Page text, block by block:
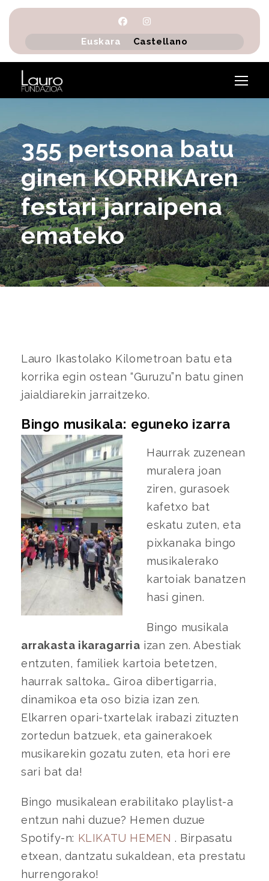
Euskara Castellano
355 pertsona batu
ginen KORRIKAren
festari jarraipena
emateko
Lauro Ikastolako Kilometroan batu eta
korrika egin ostean “Guruzu”n batu ginen
jaialdiarekin jarraitzeko.
Bingo musikala: eguneko izarra
Haurrak zuzenean
muralera joan
ziren, gurasoek
kafetxo bat
eskatu zuten, eta
pixkanaka bingo
musikalerako
kartoiak banatzen
hasi ginen.
Bingo musikala
arrakasta ikaragarria izan zen. Abestiak
entzuten, familiek kartoia betetzen,
haurrak saltoka… Giroa dibertigarria,
dinamikoa eta oso bizia izan zen.
Elkarren opari-txartelak irabazi zituzten
zortedun batzuek, eta gainerakoek
musikarekin gozatu zuten, eta hori ere
sari bat da!
Bingo musikalean erabilitako playlist-a
entzun nahi duzue? Hemen duzue
Spotify-n: KLIKATU HEMEN . Birpasatu
etxean, dantzatu sukaldean, eta prestatu
hurrengorako!